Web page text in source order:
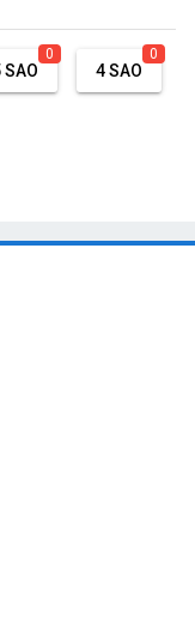
SAO
0
4 SAO
0